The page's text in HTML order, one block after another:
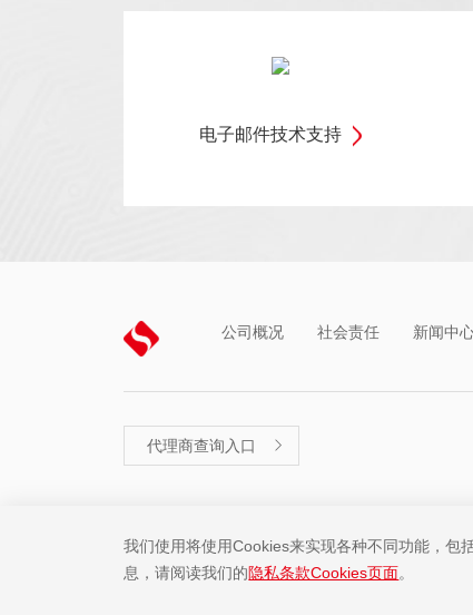
电子邮件技术支持
公司概况 社会责任 新闻中
代理商查询入口 
Copyright ©2001-2025 中微半导体(深圳)股份有限
我们使用将使用Cookies来实现各种不同功能，包
息，请阅读我们的隐私条款Cookies页面。